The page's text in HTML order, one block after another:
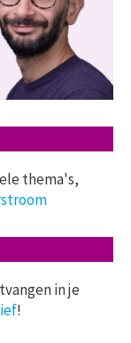
thema's,
in je
!